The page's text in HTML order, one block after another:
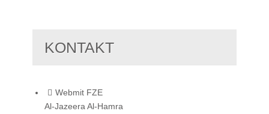
KONTAKT
Webmit FZE
Al-Jazeera Al-Hamra